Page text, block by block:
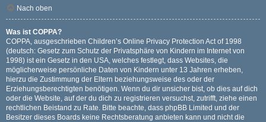
Nach oben
Was ist COPPA?
COPPA, ausgeschrieben Children’s Online Privacy Protection Act of 1998
(deutsch: Gesetz zum Schutz der Privatsphäre von Kindern im Internet von
1998) ist ein Gesetz in den USA, welches festlegt, dass Websites, die
möglicherweise persönliche Daten von Kindern unter 13 Jahren erheben,
hierzu die Zustimmung der Eltern beziehungsweise des oder der
Erziehungsberechtigten benötigen. Wenn du dir unsicher bist, ob dies auf dich
oder die Website, auf der du dich zu registrieren versuchst, zutrifft, ziehe einen
rechtlichen Beistand zu Rate. Bitte beachte, dass phpBB Limited und der
Besitzer dieses Boards keine Rechtsberatung anbieten kann und nicht die